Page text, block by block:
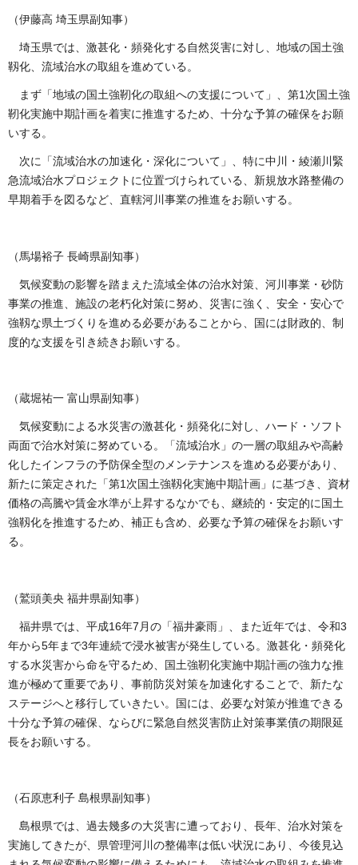
（伊藤高 埼玉県副知事）
埼玉県では、激甚化・頻発化する自然災害に対し、地域の国土強
靱化、流域治水の取組を進めている。
まず「地域の国土強靭化の取組への支援について」、第1次国土強
靭化実施中期計画を着実に推進するため、十分な予算の確保をお願
いする。
次に「流域治水の加速化・深化について」、特に中川・綾瀬川緊
急流域治水プロジェクトに位置づけられている、新規放水路整備の
早期着手を図るなど、直轄河川事業の推進をお願いする。
（馬場裕子 長崎県副知事）
気候変動の影響を踏まえた流域全体の治水対策、河川事業・砂防
事業の推進、施設の老朽化対策に努め、災害に強く、安全・安心で
強靱な県土づくりを進める必要があることから、国には財政的、制
度的な支援を引き続きお願いする。
（蔵堀祐一 富山県副知事）
気候変動による水災害の激甚化・頻発化に対し、ハード・ソフト
両面で治水対策に努めている。「流域治水」の一層の取組みや高齢
化したインフラの予防保全型のメンテナンスを進める必要があり、
新たに策定された「第1次国土強靱化実施中期計画」に基づき、資材
価格の高騰や賃金水準が上昇するなかでも、継続的・安定的に国土
強靱化を推進するため、補正も含め、必要な予算の確保をお願いす
る。
（鷲頭美央 福井県副知事）
福井県では、平成16年7月の「福井豪雨」、また近年では、令和3
年から5年まで3年連続で浸水被害が発生している。激甚化・頻発化
する水災害から命を守るため、国土強靭化実施中期計画の強力な推
進が極めて重要であり、事前防災対策を加速化することで、新たな
ステージへと移行していきたい。国には、必要な対策が推進できる
十分な予算の確保、ならびに緊急自然災害防止対策事業債の期限延
長をお願いする。
（石原恵利子 島根県副知事）
島根県では、過去幾多の大災害に遭っており、長年、治水対策を
実施してきたが、県管理河川の整備率は低い状況にあり、今後見込